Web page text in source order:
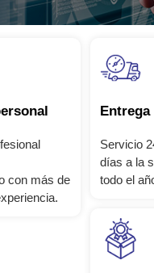
con más de
Servicio
días a la
todo el